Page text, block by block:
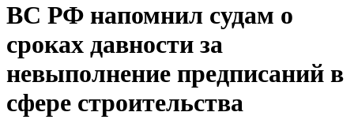
ВС РФ напомнил судам о
сроках давности за
невыполнение предписаний в
сфере строительства